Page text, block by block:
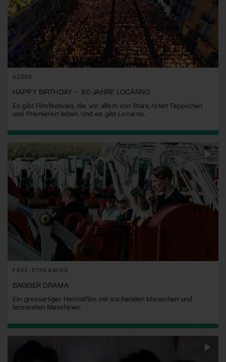
SZENE
HAPPY BIRTHDAY – 80 JAHRE LOCARNO
Es gibt Filmfestivals, die vor allem von Stars, roten Teppichen
und Premieren leben. Und es gibt Locarno.
FREE-STREAMING
BAGGER DRAMA
Ein grossartiger Heimatfilm mit suchenden Menschen und
tanzenden Maschinen